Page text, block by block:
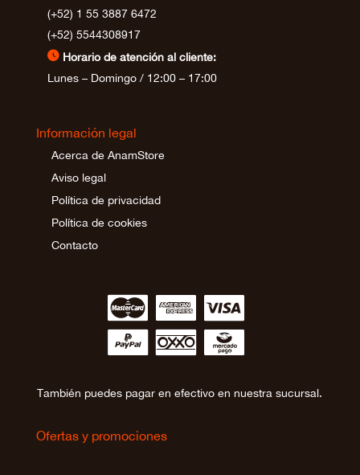
(+52) 1 55 3887 6472
(+52) 5544308917
⊲ Horario de atención al cliente:
Lunes – Domingo / 12:00 – 17:00
Información legal
Acerca de AnamStore
Aviso legal
Política de privacidad
Política de cookies
Contacto
∹ ∵ ≂
∾ ∼ ∻
También puedes pagar en efectivo en nuestra sucursal.
Ofertas y promociones